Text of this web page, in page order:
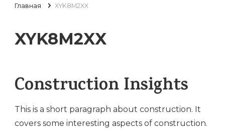
Главная XYK8M2XX
XYK8M2XX
Construction Insights
This is a short paragraph about construction. It
covers some interesting aspects of construction.